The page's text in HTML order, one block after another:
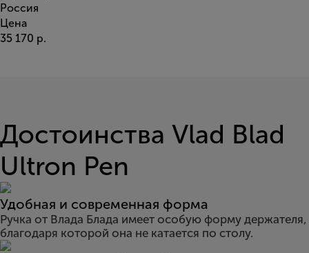
Россия
Цена
35 170 р.
Достоинства Vlad Blad
Ultron Pen
Удобная и современная форма
Ручка от Влада Блада имеет особую форму держателя,
благодаря которой она не катается по столу.